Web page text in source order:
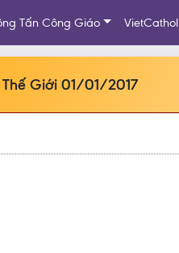
Tấn Công Giáo
Giới 01/01/2017